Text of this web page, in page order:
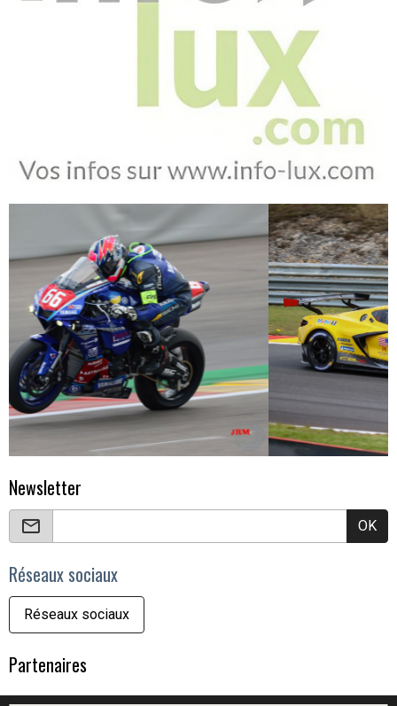
Newsletter
OK
Réseaux sociaux
Réseaux sociaux
Partenaires